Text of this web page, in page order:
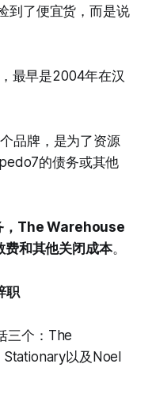
到了便宜货，而是说
最早是2004年在汉
品牌，是为了资源
的债务或其他
，The Warehouse
和其他关闭成本。
职
三个：The
以及Noel